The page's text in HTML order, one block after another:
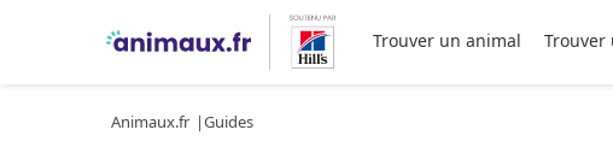
Trouver un animal Trouver
Animaux.fr Guides